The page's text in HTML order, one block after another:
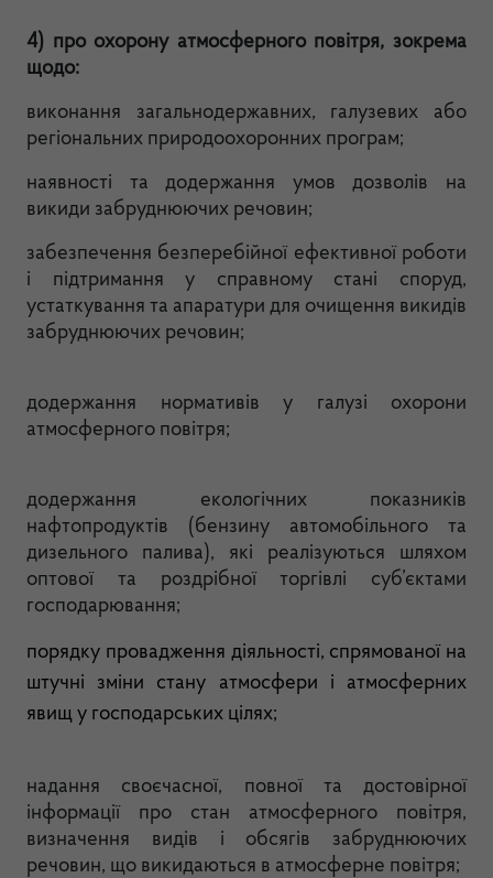
4) про охорону атмосферного повітря, зокрема
щодо:
виконання загальнодержавних, галузевих або
регіональних природоохоронних програм;
наявності та додержання умов дозволів на
викиди забруднюючих речовин;
забезпечення безперебійної ефективної роботи
і підтримання у справному стані споруд,
устаткування та апаратури для очищення викидів
забруднюючих речовин;
додержання нормативів у галузі охорони
атмосферного повітря;
додержання екологічних показників
нафтопродуктів (бензину автомобільного та
дизельного палива), які реалізуються шляхом
оптової та роздрібної торгівлі суб’єктами
господарювання;
порядку провадження діяльності, спрямованої на
штучні зміни стану атмосфери і атмосферних
явищ у господарських цілях;
надання своєчасної, повної та достовірної
інформації про стан атмосферного повітря,
визначення видів і обсягів забруднюючих
речовин, що викидаються в атмосферне повітря;